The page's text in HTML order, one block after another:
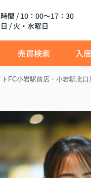
間 / 10：00～17：30
/ 火・水曜日
売買検索 入
FC小岩駅前店・小岩駅北口